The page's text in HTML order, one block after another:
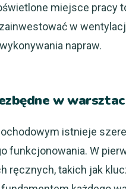
miejsce pracy
w
napraw.
w
istnieje
funkcjonowania. W
ręcznych, takich jak